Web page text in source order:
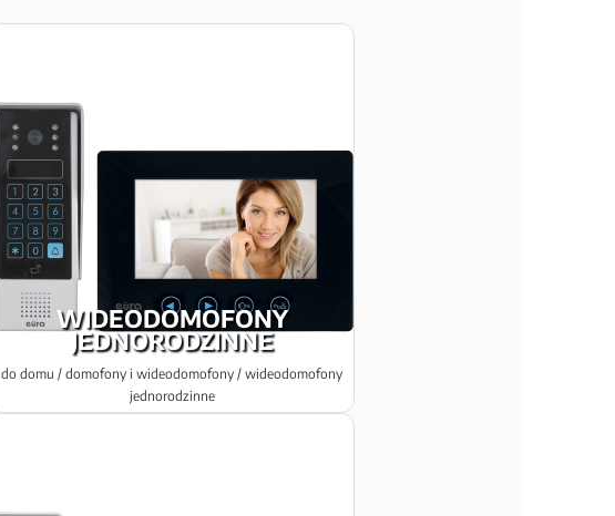
WIDEODOMOFONY
JEDNORODZINNE
do domu / domofony i wideodomofony / wideodomofony
jednorodzinne